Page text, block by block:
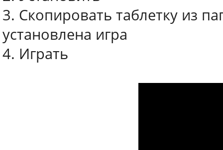
3. Скопировать таблетку из
установлена игра
4. Играть